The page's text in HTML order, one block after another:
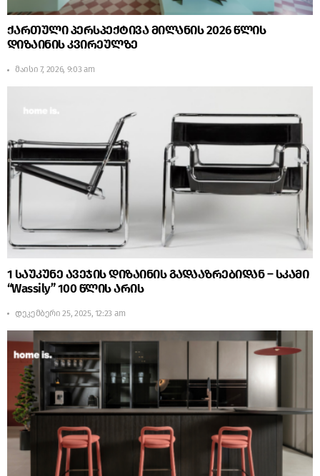
ქართული პერსპექტივა მილანის 2026 წლის
დიზაინის კვირეულზე
მაისი 7, 2026, 9:03 am
1 საუკუნე ავეჯის დიზაინის გადააზრებიდან – სკამი
“Wassily” 100 წლის არის
დეკემბერი 25, 2025, 12:23 am